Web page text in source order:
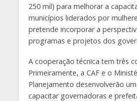
250 mil) para melhorar a
municípios liderados por
pretende incorporar a
programas e projetos dos
A cooperação técnica tem três
Primeiramente, a CAF e o
Planejamento desenvolverão
capacitar governadoras e